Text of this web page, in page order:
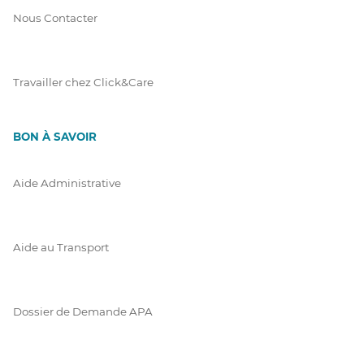
Nous Contacter
Travailler chez Click&Care
BON À SAVOIR
Aide Administrative
Aide au Transport
Dossier de Demande APA